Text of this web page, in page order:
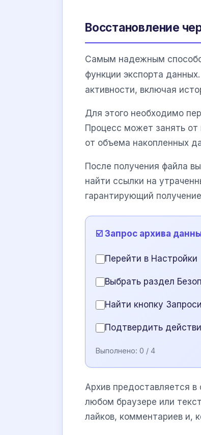
Восстановление
Самым надежным
функции экспорта
активности, включая
Для этого необходимо
Процесс может занять от
от объема накопленных
После получения файла
найти ссылки на
гарантирующий
☑️ Запрос архива
Перейти в Настройки
Выбрать раздел
Найти кнопку
Подтвердить
Выполнено: 0 / 4
Архив предоставляется в
любом браузере или
лайков, комментариев и,